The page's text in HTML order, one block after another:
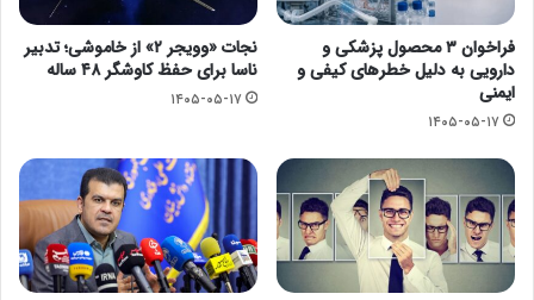
فراخوان ۳ محصول پزشکی و
دارویی به دلیل خطرهای کیفی و
ایمنی
۱۴۰۵-۰۵-۱۷
نجات «وویجر ۲» از خاموشی؛ تدبیر
ناسا برای حفظ کاوشگر ۴۸ ساله
۱۴۰۵-۰۵-۱۷